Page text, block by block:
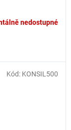
nedostupné
Kód: KONSIL500